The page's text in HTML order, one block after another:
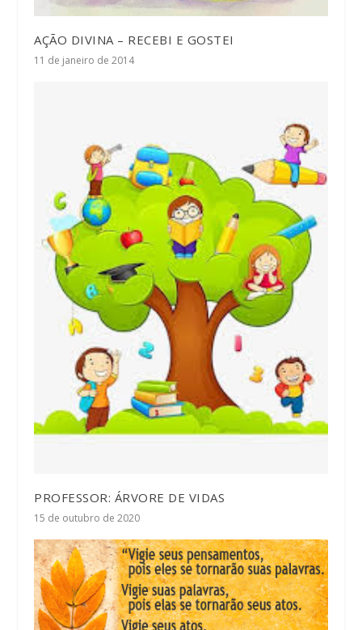
AÇÃO DIVINA – RECEBI E GOSTEI
11 de janeiro de 2014
PROFESSOR: ÁRVORE DE VIDAS
15 de outubro de 2020